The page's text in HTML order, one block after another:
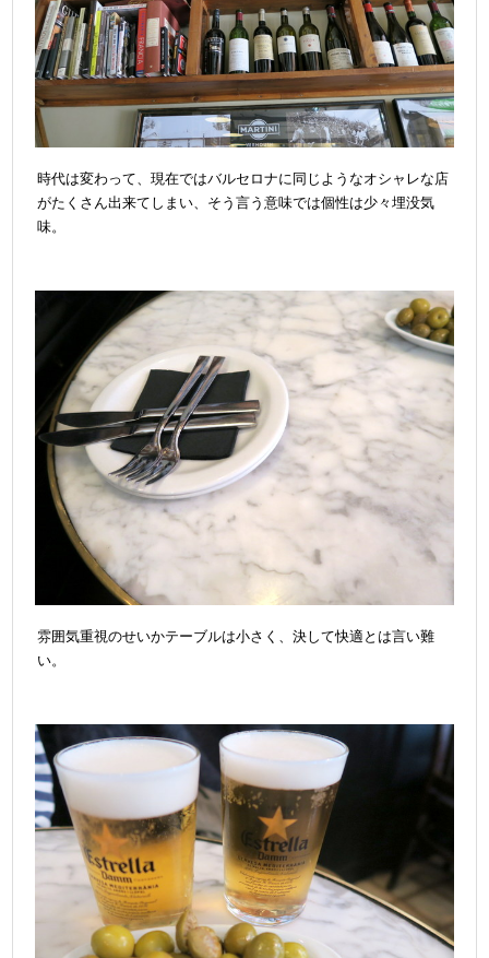
時代は変わって、現在ではバルセロナに同じようなオシャレな店
がたくさん出来てしまい、そう言う意味では個性は少々埋没気
味。
雰囲気重視のせいかテーブルは小さく、決して快適とは言い難
い。